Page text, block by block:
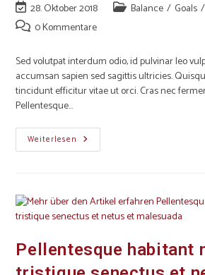
28. Oktober 2018 Balance / Goals /
0 Kommentare
Sed volutpat interdum odio, id pulvinar leo
accumsan sapien sed sagittis ultricies.
tincidunt efficitur vitae ut orci. Cras nec
Pellentesque…
Weiterlesen
Pellentesque habitant